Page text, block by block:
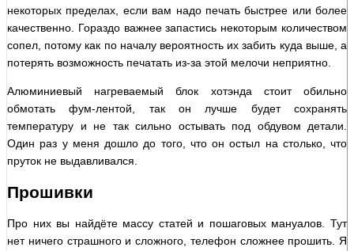
некоторых пределах, если вам надо печать быстрее или более
качественно. Гораздо важнее запастись некоторым количеством
сопел, потому как по началу вероятность их забить куда выше, а
потерять возможность печатать из-за этой мелочи неприятно.
Алюминиевый нагреваемый блок хотэнда стоит обильно
обмотать фум-лентой, так он лучше будет сохранять
температуру и не так сильно остывать под обдувом детали.
Один раз у меня дошло до того, что он остыл на столько, что
пруток не выдавливался.
Прошивки
Про них вы найдёте массу статей и пошаговых мануалов. Тут
нет ничего страшного и сложного, телефон сложнее прошить. Я